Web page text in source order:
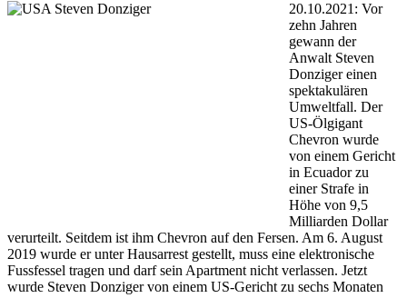
20.10.2021: Vor
zehn Jahren
gewann der
Anwalt Steven
Donziger einen
spektakulären
Umweltfall. Der
US-Ölgigant
Chevron wurde
von einem Gericht
in Ecuador zu
einer Strafe in
Höhe von 9,5
Milliarden Dollar
verurteilt. Seitdem ist ihm Chevron auf den Fersen. Am 6. August
2019 wurde er unter Hausarrest gestellt, muss eine elektronische
Fussfessel tragen und darf sein Apartment nicht verlassen. Jetzt
wurde Steven Donziger von einem US-Gericht zu sechs Monaten